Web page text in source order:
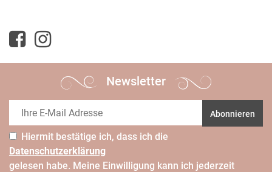
Newsletter
Abonnieren
Hiermit bestätige ich, dass ich die
Daten­schutz­erklärung
gelesen habe. Meine Einwilligung kann ich jederzeit